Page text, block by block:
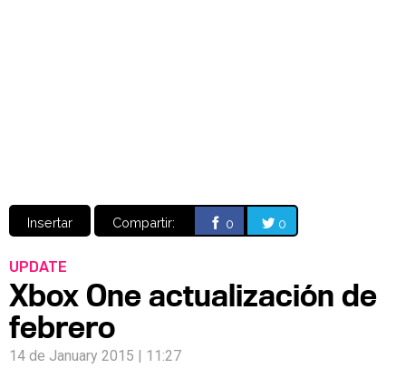
Insertar Compartir: 0 0
UPDATE
Xbox One actualización de
febrero
14 de January 2015 | 11:27